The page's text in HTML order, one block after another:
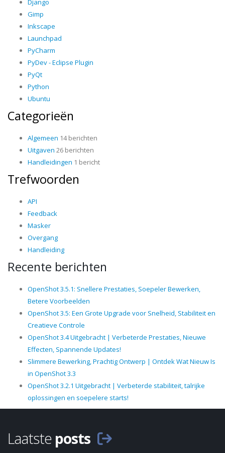
Django
Gimp
Inkscape
Launchpad
PyCharm
PyDev - Eclipse Plugin
PyQt
Python
Ubuntu
Categorieën
Algemeen 14 berichten
Uitgaven 26 berichten
Handleidingen 1 bericht
Trefwoorden
API
Feedback
Masker
Overgang
Handleiding
Recente berichten
OpenShot 3.5.1: Snellere Prestaties, Soepeler Bewerken,
Betere Voorbeelden
OpenShot 3.5: Een Grote Upgrade voor Snelheid, Stabiliteit en
Creatieve Controle
OpenShot 3.4 Uitgebracht | Verbeterde Prestaties, Nieuwe
Effecten, Spannende Updates!
Slimmere Bewerking, Prachtig Ontwerp | Ontdek Wat Nieuw Is
in OpenShot 3.3
OpenShot 3.2.1 Uitgebracht | Verbeterde stabiliteit, talrijke
oplossingen en soepelere starts!
Laatste posts